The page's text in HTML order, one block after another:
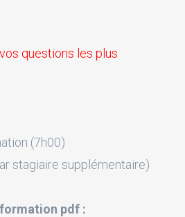
questions les plus
(7h00)
stagiaire supplémentaire)
pdf :